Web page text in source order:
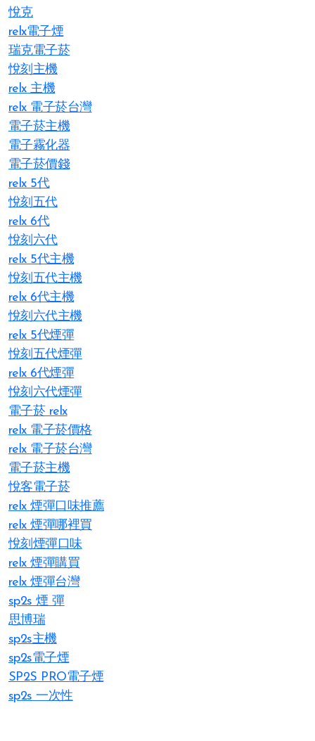
悅克
relx電子煙
瑞克電子菸
悅刻主機
relx 主機
relx 電子菸台灣
電子菸主機
電子霧化器
電子菸價錢
relx 5代
悅刻五代
relx 6代
悅刻六代
relx 5代主機
悅刻五代主機
relx 6代主機
悅刻六代主機
relx 5代煙彈
悅刻五代煙彈
relx 6代煙彈
悅刻六代煙彈
電子菸 relx
relx 電子菸價格
relx 電子菸台灣
電子菸主機
悅客電子菸
relx 煙彈口味推薦
relx 煙彈哪裡買
悅刻煙彈口味
relx 煙彈購買
relx 煙彈台灣
sp2s 煙 彈​
思博瑞
sp2s主機
sp2s電子煙
SP2S PRO電子煙
sp2s 一次性